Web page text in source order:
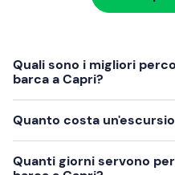
Quali sono i migliori
barca a Capri?
Quanto costa
Quanti giorni servono